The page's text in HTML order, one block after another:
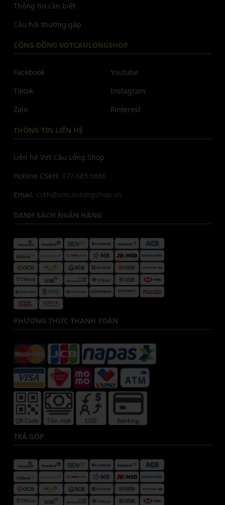
Thông tin cần biết
Câu hỏi thường gặp
CỘNG ĐỒNG VOTCAULONGSHOP
Facebook
Tiktok
Zalo
Youtube
Instagram
Pinterest
THÔNG TIN LIÊN HỆ
Liên hệ Vợt Cầu Lông Shop
Hotline CSKH: 077.685.6666
Email: cskh@votcaulongshop.vn
DANH SÁCH NGÂN HÀNG
PHƯƠNG THỨC THANH TOÁN
TRẢ GÓP